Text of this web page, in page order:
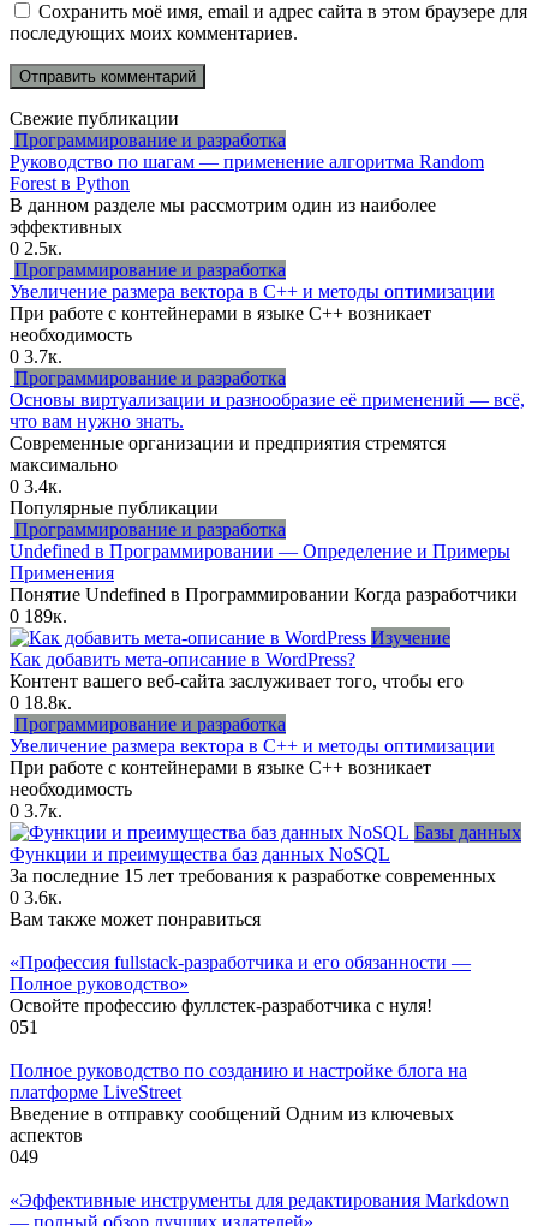
Сохранить моё имя, email и адрес сайта в этом браузере для
последующих моих комментариев.
Свежие публикации
Программирование и разработка
Руководство по шагам — применение алгоритма Random
Forest в Python
В данном разделе мы рассмотрим один из наиболее
эффективных
0 2.5к.
Программирование и разработка
Увеличение размера вектора в C++ и методы оптимизации
При работе с контейнерами в языке C++ возникает
необходимость
0 3.7к.
Программирование и разработка
Основы виртуализации и разнообразие её применений — всё,
что вам нужно знать.
Современные организации и предприятия стремятся
максимально
0 3.4к.
Популярные публикации
Программирование и разработка
Undefined в Программировании — Определение и Примеры
Применения
Понятие Undefined в Программировании Когда разработчики
0 189к.
Изучение
Как добавить мета-описание в WordPress?
Контент вашего веб-сайта заслуживает того, чтобы его
0 18.8к.
Программирование и разработка
Увеличение размера вектора в C++ и методы оптимизации
При работе с контейнерами в языке C++ возникает
необходимость
0 3.7к.
Базы данных
Функции и преимущества баз данных NoSQL
За последние 15 лет требования к разработке современных
0 3.6к.
Вам также может понравиться
«Профессия fullstack-разработчика и его обязанности —
Полное руководство»
Освойте профессию фуллстек-разработчика с нуля!
051
Полное руководство по созданию и настройке блога на
платформе LiveStreet
Введение в отправку сообщений Одним из ключевых
аспектов
049
«Эффективные инструменты для редактирования Markdown
— полный обзор лучших издателей»